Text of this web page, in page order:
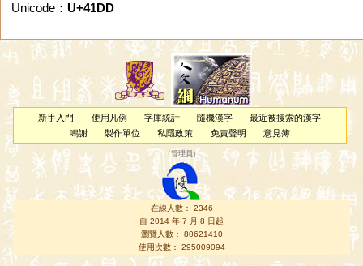
Unicode： U+41DD
新手入門 使用凡例 字庫統計 隨機漢字
最近被搜索的漢字
鳴謝
製作單位 私隱政策 免責聲明 意見簿
（管理員 ）
在線人數： 2346
自 2014 年 7 月 8 日起
瀏覽人數： 80621410
使用次數： 295009094